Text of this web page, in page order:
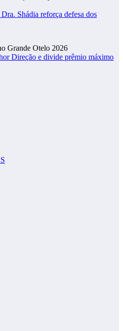
Shádia reforça defesa dos
Direção e divide prêmio máximo